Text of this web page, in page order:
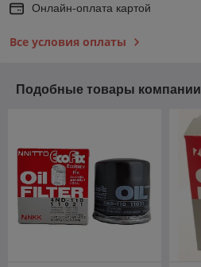
Онлайн-оплата картой
Все условия оплаты
Подобные товары компании